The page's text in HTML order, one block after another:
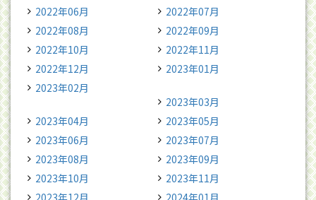
2022年06月
2022年07月
2022年08月
2022年09月
2022年10月
2022年11月
2022年12月
2023年01月
2023年02月
2023年03月
2023年04月
2023年05月
2023年06月
2023年07月
2023年08月
2023年09月
2023年10月
2023年11月
2023年12月
2024年01月